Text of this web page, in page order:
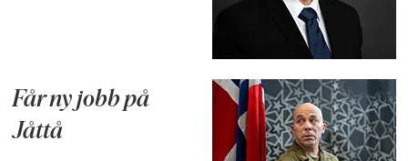
Får ny jobb på
Jåttå